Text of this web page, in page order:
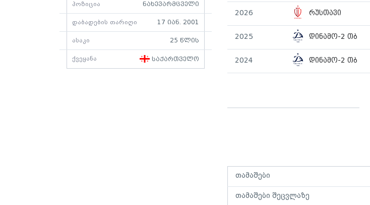
პოზიცია ნახევარმცველი
დაბადების თარიღი 17 იან. 2001
ასაკი 25 წლის
ქვეყანა საქართველო
2026 რუსთავი
2025 დინამო-2 თბ
2024 დინამო-2 თბ
თამაშები
თამაშები შეცვლაზე